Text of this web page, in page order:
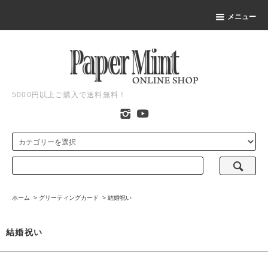
メニュー
5000円以上ご購入で送料無料！
ホーム > グリーティングカード > 結婚祝い
結婚祝い